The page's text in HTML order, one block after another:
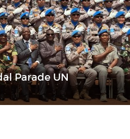
Parade UN